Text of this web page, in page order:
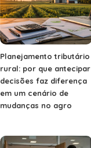
Planejamento tributário
rural: por que antecipar
decisões faz diferença
em um cenário de
mudanças no agro